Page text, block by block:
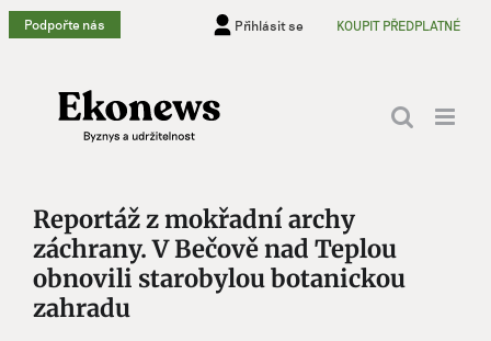
Přeskočit
na
Podpořte nás Přihlásit se KOUPIT PŘEDPLATNÉ
Reportáž z mokřadní archy
záchrany. V Bečově nad Teplou
obnovili starobylou botanickou
zahradu